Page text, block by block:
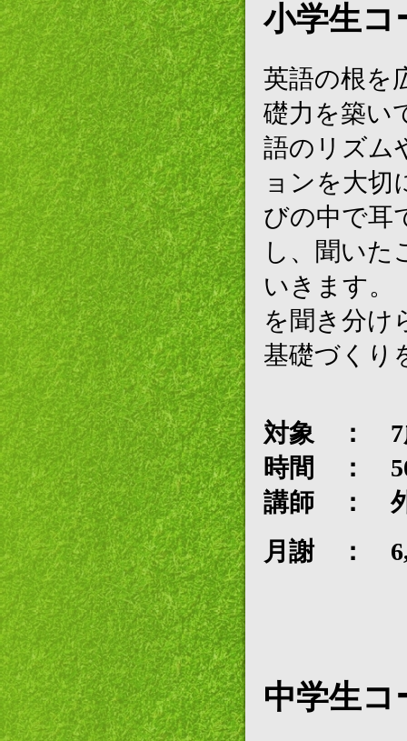
小学生コ
英語の根を
礎力を築い
語のリズム
ョンを大切
びの中で耳
し、聞いた
いきます。
を聞き分け
基礎づくり
対象 ： 7
時間 ：
講師 ：
月謝 ：
中学生コ